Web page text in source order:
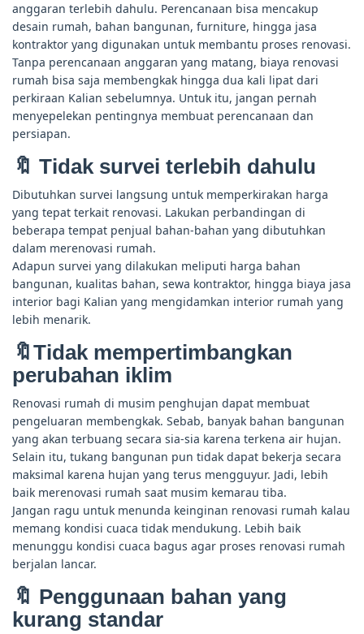
anggaran terlebih dahulu. Perencanaan bisa mencakup
desain rumah, bahan bangunan, furniture, hingga jasa
kontraktor yang digunakan untuk membantu proses renovasi.
Tanpa perencanaan anggaran yang matang, biaya renovasi
rumah bisa saja membengkak hingga dua kali lipat dari
perkiraan Kalian sebelumnya. Untuk itu, jangan pernah
menyepelekan pentingnya membuat perencanaan dan
persiapan.
🔖 Tidak survei terlebih dahulu
Dibutuhkan survei langsung untuk memperkirakan harga
yang tepat terkait renovasi. Lakukan perbandingan di
beberapa tempat penjual bahan-bahan yang dibutuhkan
dalam merenovasi rumah.
Adapun survei yang dilakukan meliputi harga bahan
bangunan, kualitas bahan, sewa kontraktor, hingga biaya jasa
interior bagi Kalian yang mengidamkan interior rumah yang
lebih menarik.
🔖Tidak mempertimbangkan
perubahan iklim
Renovasi rumah di musim penghujan dapat membuat
pengeluaran membengkak. Sebab, banyak bahan bangunan
yang akan terbuang secara sia-sia karena terkena air hujan.
Selain itu, tukang bangunan pun tidak dapat bekerja secara
maksimal karena hujan yang terus mengguyur. Jadi, lebih
baik merenovasi rumah saat musim kemarau tiba.
Jangan ragu untuk menunda keinginan renovasi rumah kalau
memang kondisi cuaca tidak mendukung. Lebih baik
menunggu kondisi cuaca bagus agar proses renovasi rumah
berjalan lancar.
🔖 Penggunaan bahan yang
kurang standar